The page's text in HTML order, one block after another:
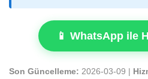
📱 WhatsApp ile
Son Güncelleme: 2026-03-09 |